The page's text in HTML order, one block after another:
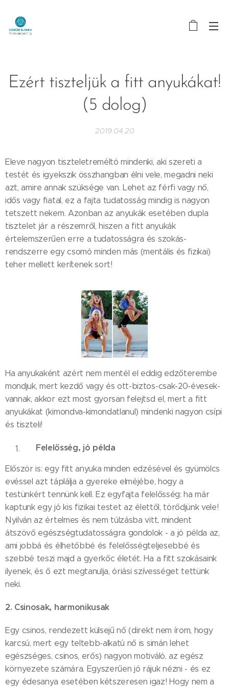
Ezért tiszteljük a fitt anyukákat!
(5 dolog)
2019.04.20
Eleve nagyon tiszteletreméltó mindenki, aki szereti a
testét és igyekszik összhangban élni vele, megadni neki
azt, amire annak szüksége van. Lehet az férfi vagy nő,
idős vagy fiatal, ez a fajta tudatosság mindig is nagyon
tetszett nekem. Azonban az anyukák esetében dupla
tisztelet jár a részemről, hiszen a fitt anyukák
értelemszerűen erre a tudatosságra és szokás-
rendszerre egy csomó minden más (mentális és fizikai)
teher mellett kerítenek sort!
Ha anyukaként azért nem mentél el eddig edzőterembe
mondjuk, mert kezdő vagy és ott-biztos-csak-20-évesek-
vannak, akkor ezt most gyorsan felejtsd el, mert a fitt
anyukákat (kimondva-kimondatlanul) mindenki nagyon csípi
és tiszteli!
Felelősség, jó példa
Először is: egy fitt anyuka minden edzésével és gyümölcs
evéssel azt táplálja a gyereke elméjébe, hogy a
testünkért tennünk kell. Ez egyfajta felelősség: ha már
kaptunk egy jó kis fizikai testet az élettől, törődjünk vele!
Nyilván az értelmes és nem túlzásba vitt, mindent
átszövő egészségtudatosságra gondolok - a jó példa az,
ami jobbá és élhetőbbé és felelősségteljesebbé és
szebbé teszi majd a gyerkőc életét. Ha a fitt szokásaink
ilyenek, és ő ezt megtanulja, óriási szívességet tettünk
neki.
2. Csinosak, harmonikusak
Egy csinos, rendezett külsejű nő (direkt nem írom, hogy
karcsú, mert egy teltebb-alkatú nő is simán lehet
egészséges, csinos, erős) nagyon motiváló, az egész
környezete számára. Egyszerűen jó rájuk nézni - és ez
egy édesanya esetében kétszeresen igaz! Hogy nem a